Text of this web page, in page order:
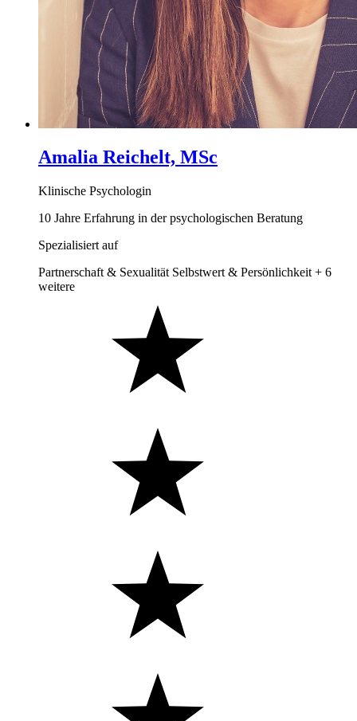
Amalia Reichelt, MSc
Klinische Psychologin
10 Jahre Erfahrung in der psychologischen Beratung
Spezialisiert auf
Partnerschaft & Sexualität Selbstwert & Persönlichkeit + 6
weitere